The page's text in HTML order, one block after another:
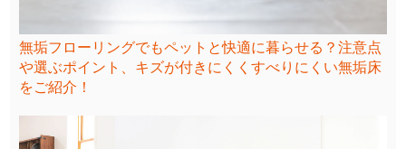
無垢フローリングでもペットと快適に暮らせる？注意点
や選ぶポイント、キズが付きにくくすべりにくい無垢床
をご紹介！